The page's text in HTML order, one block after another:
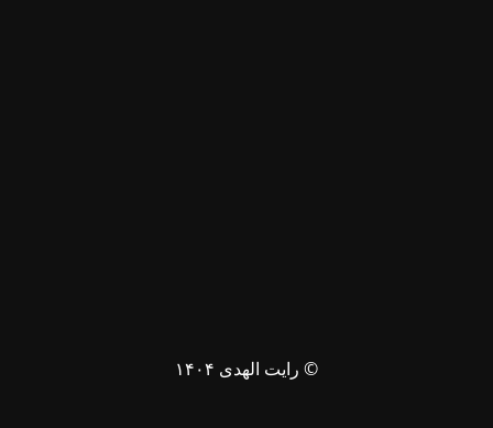
© رایت الهدی ۱۴۰۴